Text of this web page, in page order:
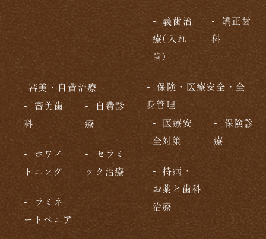
義歯治
療(入れ
歯)
矯正歯
科
審美・自費治療
審美歯
科
自費診
療
ホワイ
トニング
セラミ
ック治療
ラミネ
ートベニア
保険・医療安全・全
身管理
医療安
全対策
保険診
療
持病・
お薬と歯科
治療